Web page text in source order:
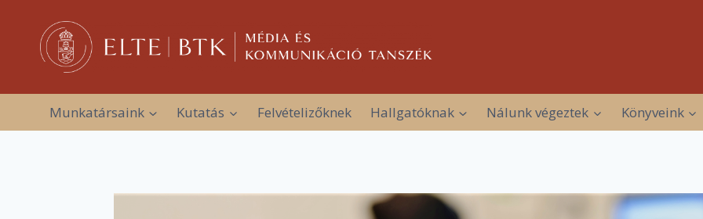
content
Munkatársaink Kutatás Felvételizőknek Hallgatóknak Nálunk végeztek Könyveink